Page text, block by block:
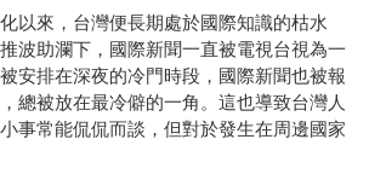
以來，台灣便長期處於國際知識的枯水
波助瀾下，國際新聞一直被電視台視為一
安排在深夜的冷門時段，國際新聞也被報
總被放在最冷僻的一角。這也導致台灣人
事常能侃侃而談，但對於發生在周邊國家